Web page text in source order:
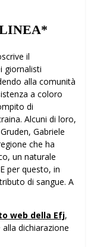
il
giornalisti
alla comunità
a coloro
di
Alcuni di loro,
Gabriele
che ha
un naturale
per questo, in
di sangue. A
web della Efj,
dichiarazione